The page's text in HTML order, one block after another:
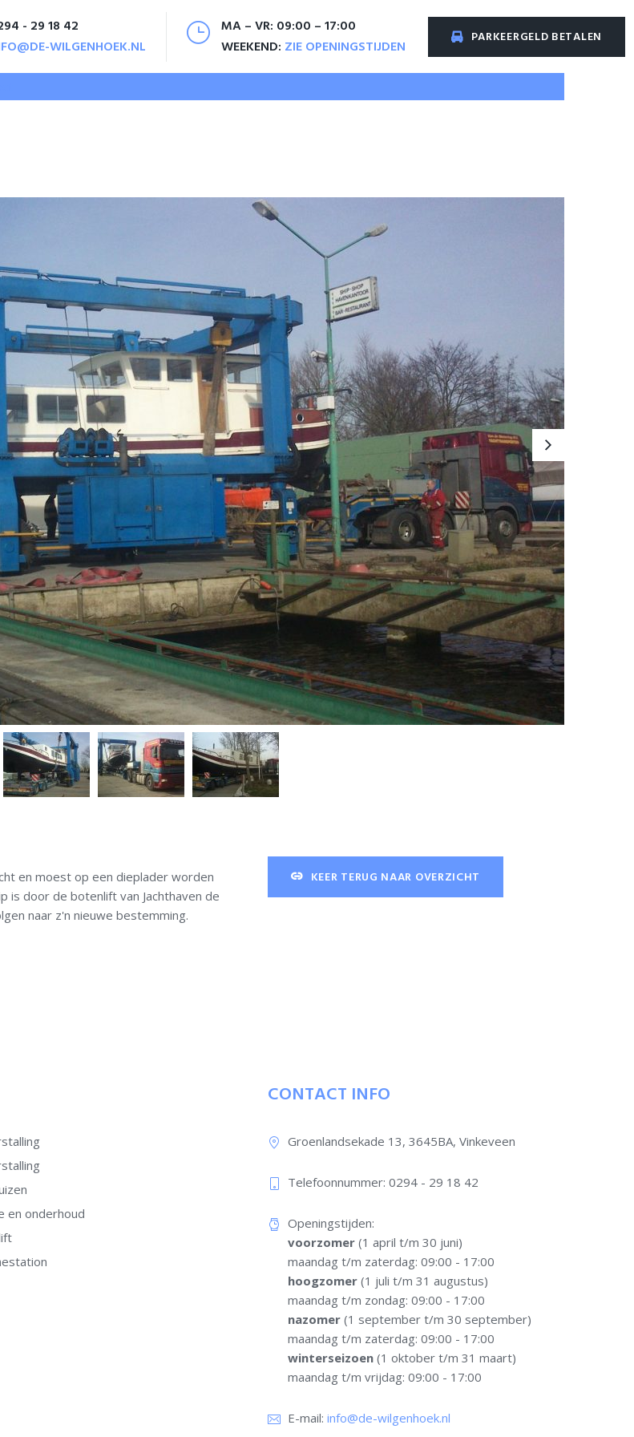
- 29 18 42
WILGENHOEK.NL
MA – VR: 09:00 – 17:00
WEEKEND: ZIE OPENINGSTIJDEN PARKEERGELD BETALEN
en moest op een dieplader worden
is door de botenlift van Jachthaven de
naar z'n nieuwe bestemming.
KEER TERUG NAAR OVERZICHT
en onderhoud
CONTACT INFO
Groenlandsekade 13, 3645BA, Vinkeveen
Telefoonnummer: 0294 - 29 18 42​
Openingstijden:
voorzomer(1 april t/m 30 juni)
maandag t/m zaterdag: 09:00 - 17:00
hoogzomer(1 juli t/m 31 augustus)
maandag t/m zondag: 09:00 - 17:00
nazomer(1 september t/m 30 september)
maandag t/m zaterdag: 09:00 - 17:00
winterseizoen(1 oktober t/m 31 maart)
maandag t/m vrijdag: 09:00 - 17:00
E-mail: info@de-wilgenhoek.nl